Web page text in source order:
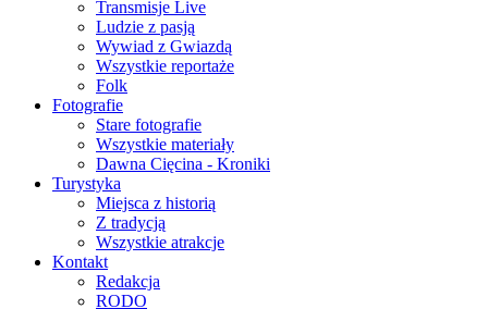
Transmisje Live
Ludzie z pasją
Wywiad z Gwiazdą
Wszystkie reportaże
Folk
Fotografie
Stare fotografie
Wszystkie materiały
Dawna Cięcina - Kroniki
Turystyka
Miejsca z historią
Z tradycją
Wszystkie atrakcje
Kontakt
Redakcja
RODO